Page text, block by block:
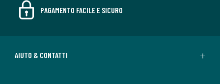
PAGAMENTO FACILE E SICURO
AIUTO & CONTATTI